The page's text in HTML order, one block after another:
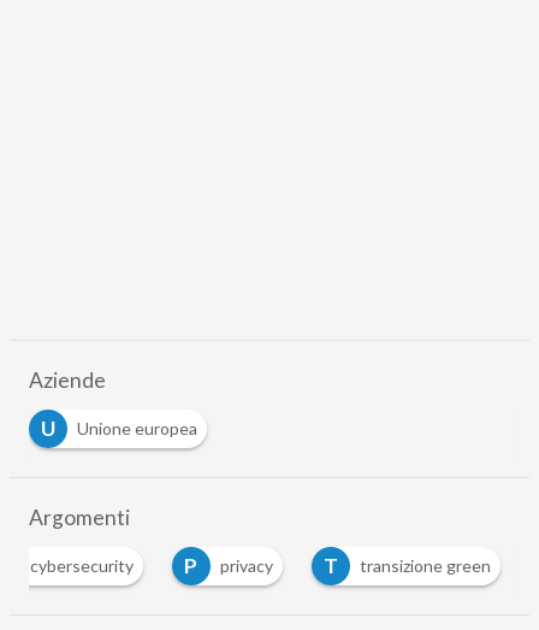
Aziende
U
Unione europea
Argomenti
cybersecurity P privacy T transizione green